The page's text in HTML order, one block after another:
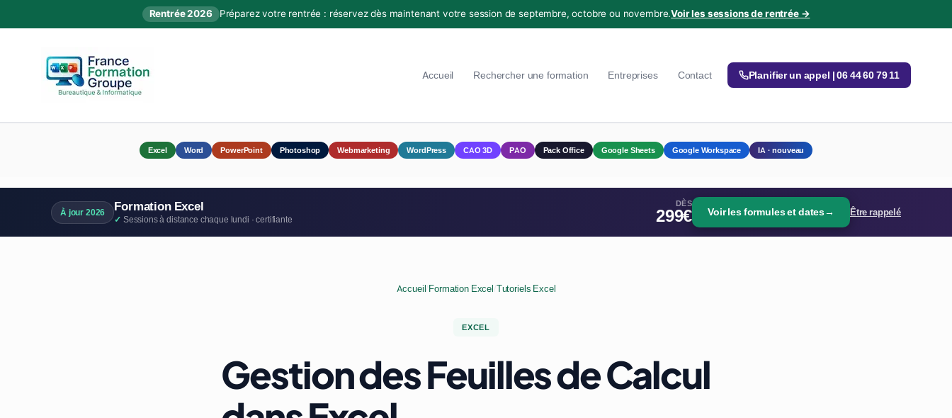
Rentrée 2026 Préparez votre rentrée : réservez dès maintenant votre session de septembre, octobre ou novembre.Voir les sessions de rentrée →
Accueil Rechercher une formation Entreprises Contact Planifier un appel | 06 44 60 79 11
Excel Word PowerPoint Photoshop Webmarketing WordPress CAO 3D PAO Pack Office Google Sheets Google Workspace IA · nouveau
À jour 2026 Formation Excel
Sessions à distance chaque lundi · certifiante
DÈS
299€ Voir les formules et dates→ Être rappelé
Accueil Formation Excel Tutoriels Excel
EXCEL
Gestion des Feuilles de Calcul